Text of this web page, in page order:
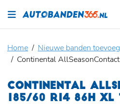
Home
Nieuwe banden
Continental
CONTINENTAL
185/60 R14 86H XL